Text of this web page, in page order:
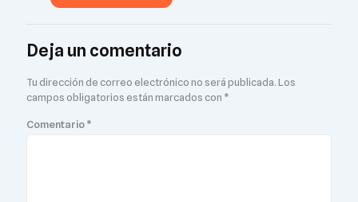
Deja un comentario
Tu dirección de correo electrónico no será publicada.Los
campos obligatorios están marcados con *
Comentario*